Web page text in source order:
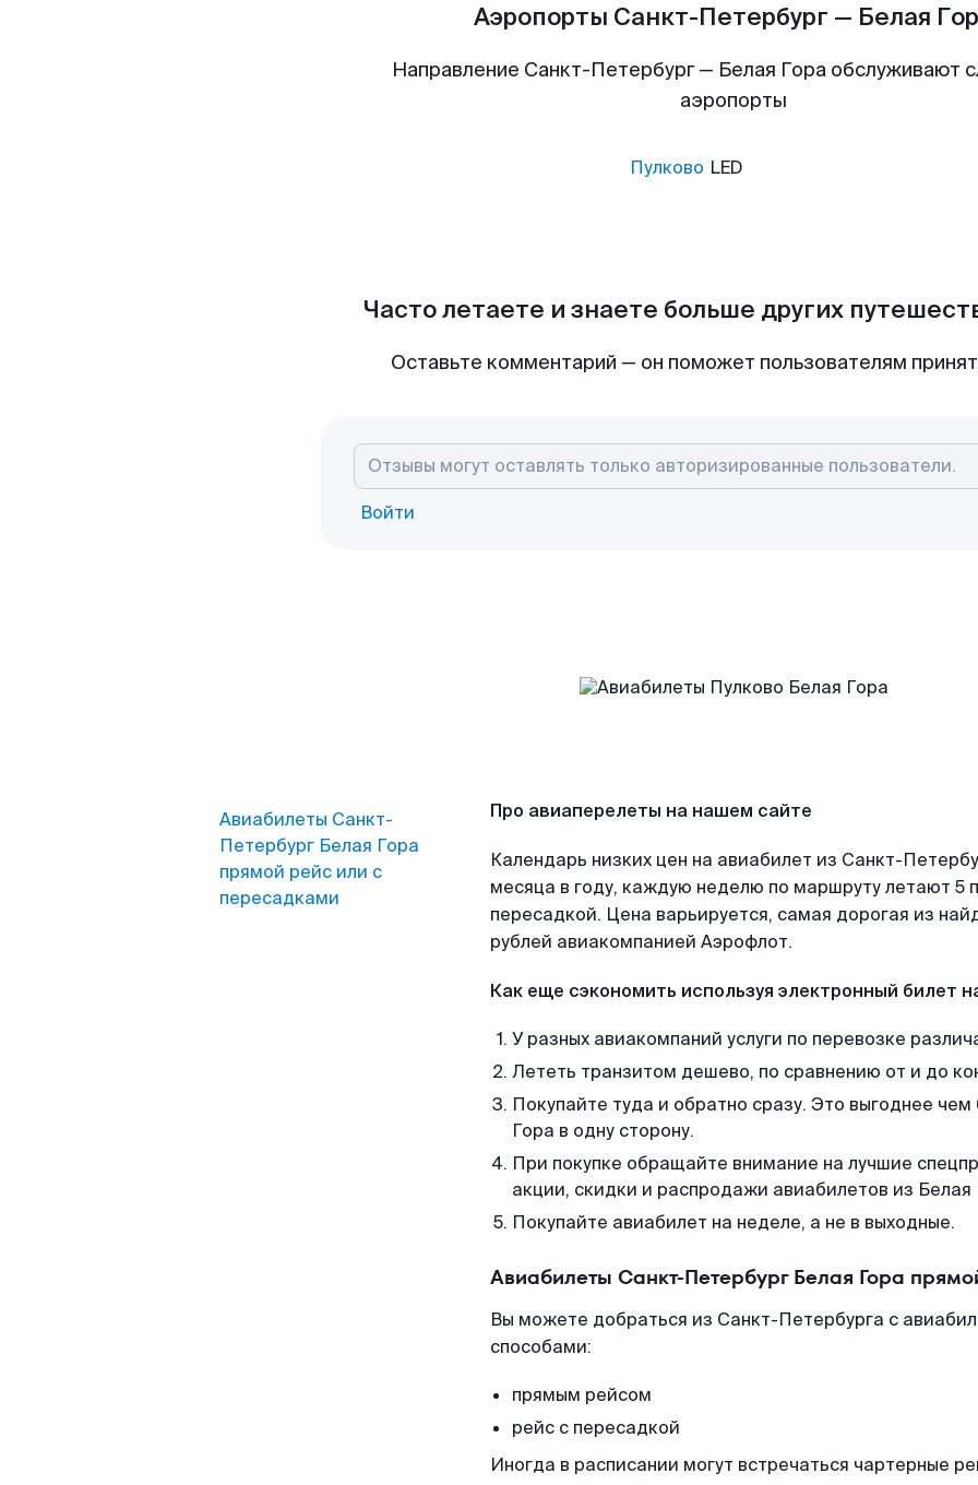
Аэропорты Санкт-Петербург — Белая
Направление Санкт-Петербург — Белая Гора обслуживают
аэропорты
Пулково LED
Часто летаете и знаете больше других
Оставьте комментарий — он поможет пользователям
Войти
Авиабилеты Санкт-
Петербург Белая Гора
прямой рейс или с
пересадками
Про авиаперелеты на нашем сайте
Календарь низких цен на авиабилет из Санкт-
месяца в году, каждую неделю по маршруту летают 5
пересадкой. Цена варьируется, самая дорогая из
рублей авиакомпанией Аэрофлот.
Как еще сэкономить используя электронный билет
У разных авиакомпаний услуги по перевозке
Лететь транзитом дешево, по сравнению от и до
Покупайте туда и обратно сразу. Это выгоднее
Гора в одну сторону.
При покупке обращайте внимание на лучшие
акции, скидки и распродажи авиабилетов из Белая
Покупайте авиабилет на неделе, а не в выходные.
Авиабилеты Санкт-Петербург Белая Гора
Вы можете добраться из Санкт-Петербурга с
способами:
прямым рейсом
рейс с пересадкой
Иногда в расписании могут встречаться чартерные